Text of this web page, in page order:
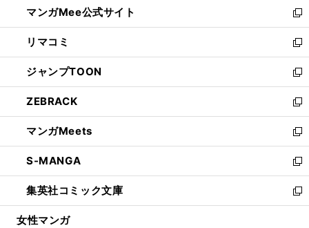
く
ド
ウ
で
開
く
ィ
ン
ド
ウ
で
開
く
い
ウ
ィ
ン
ド
ウ
で
開
く
マンガMee公式サイト
新
し
い
ウ
ィ
ン
ド
ウ
で
開
く
リマコミ
新
し
い
ウ
ィ
ン
ド
ウ
で
開
く
ジャンプTOON
新
し
い
ウ
ィ
ン
ド
ウ
で
開
ZEBRACK
新
し
い
ウ
ィ
ン
ド
ウ
マンガMeets
新
し
い
ウ
ィ
ン
S-MANGA
新
し
い
ウ
集英社コミック文庫
新
し
女性マンガ